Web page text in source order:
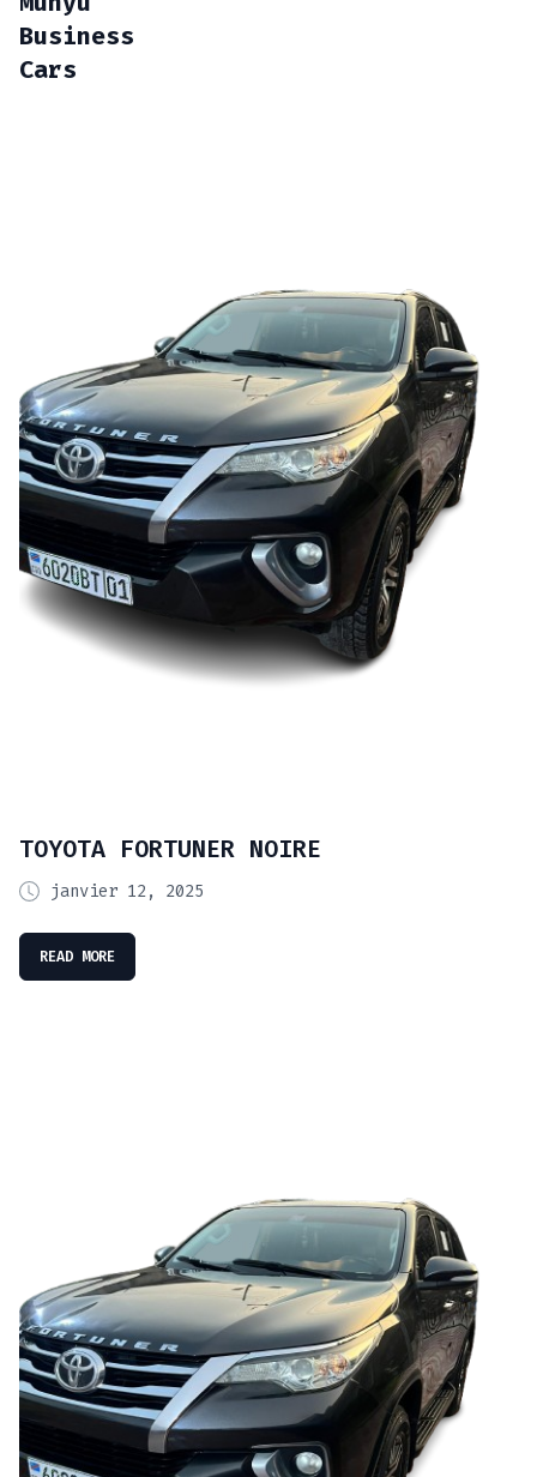
Business
Cars
TOYOTA FORTUNER NOIRE
janvier 12, 2025
READ MORE